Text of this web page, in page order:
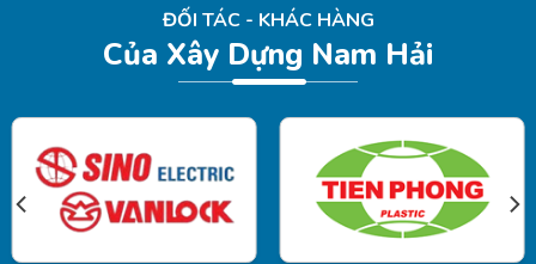
ĐỐI TÁC - KHÁC HÀNG
Của Xây Dựng Nam Hải